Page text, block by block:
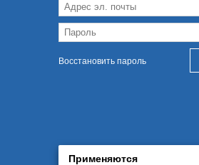
Восстановить пароль
Применяются